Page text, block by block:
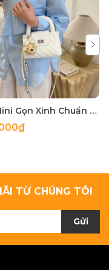
Túi Mini Gọn Xinh Chuẩn Gu - tt260518
TỪ CHÚNG TÔI
Gửi